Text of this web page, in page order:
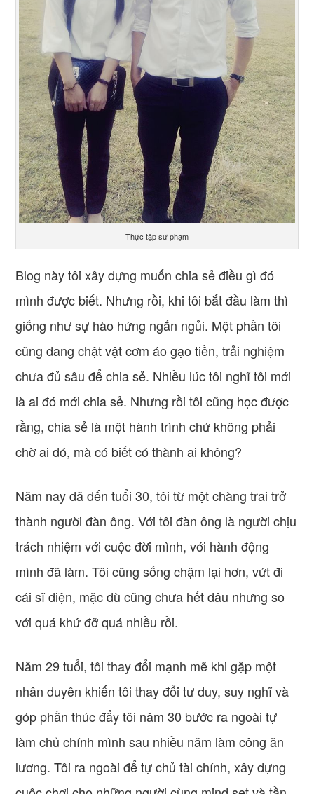
Thực tập sư phạm
Blog này tôi xây dựng muốn chia sẻ điều gì đó
mình được biết. Nhưng rồi, khi tôi bắt đầu làm thì
giống như sự hào hứng ngắn ngủi. Một phần tôi
cũng đang chật vật cơm áo gạo tiền, trải nghiệm
chưa đủ sâu để chia sẻ. Nhiều lúc tôi nghĩ tôi mới
là ai đó mới chia sẻ. Nhưng rồi tôi cũng học được
rằng, chia sẻ là một hành trình chứ không phải
chờ ai đó, mà có biết có thành ai không?
Năm nay đã đến tuổi 30, tôi từ một chàng trai trở
thành người đàn ông. Với tôi đàn ông là người chịu
trách nhiệm với cuộc đời mình, với hành động
mình đã làm. Tôi cũng sống chậm lại hơn, vứt đi
cái sĩ diện, mặc dù cũng chưa hết đâu nhưng so
với quá khứ đỡ quá nhiều rồi.
Năm 29 tuổi, tôi thay đổi mạnh mẽ khi gặp một
nhân duyên khiến tôi thay đổi tư duy, suy nghĩ và
góp phần thúc đẩy tôi năm 30 bước ra ngoài tự
làm chủ chính mình sau nhiều năm làm công ăn
lương. Tôi ra ngoài để tự chủ tài chính, xây dựng